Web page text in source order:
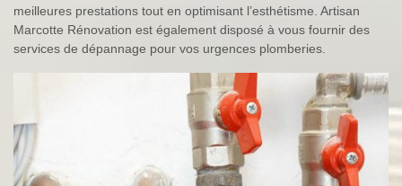
meilleures prestations tout en optimisant l’esthétisme. Artisan
Marcotte Rénovation est également disposé à vous fournir des
services de dépannage pour vos urgences plomberies.